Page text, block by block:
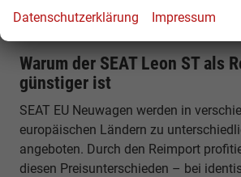
Komfort im Alltag.
Warum der SEAT Leon ST als
günstiger ist
SEAT EU Neuwagen werden in
europäischen Ländern zu
angeboten. Durch den Reimport
diesen Preisunterschieden – bei
Datenschutzerklärung Impressum